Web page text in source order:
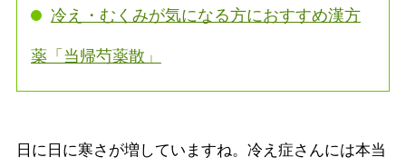
冷え・むくみが気になる方におすすめ漢方
薬「当帰芍薬散」
日に日に寒さが増していますね。冷え症さんには本当